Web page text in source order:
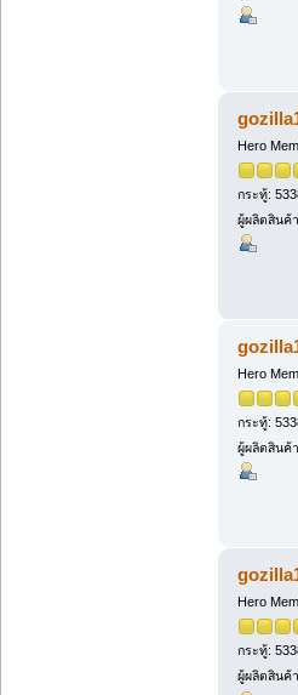
Hero
กระทู้:
ผู้ผลิตสินค้
Hero
กระทู้:
ผู้ผลิตสินค้
Hero
กระทู้:
ผู้ผลิตสินค้